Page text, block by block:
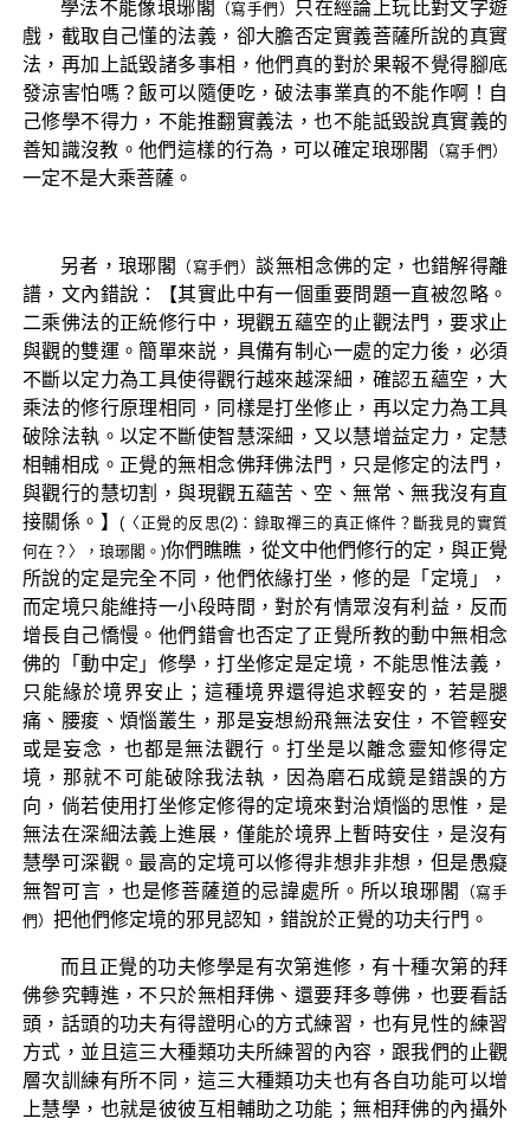
學法不能像琅琊閣 （寫手們）
只在經論上玩比對文字遊
戲，截取自己懂的法義，卻大膽否定實義菩薩所說的真實
法，再加上詆毀諸多事相，他們真的對於果報不覺得腳底
發涼害怕嗎？飯可以隨便吃，破法事業真的不能作啊！自
己修學不得力，不能推翻實義法，也不能詆毀說真實義的
善知識沒教。他們這樣的行為，可以確定琅琊閣
（寫手們）
一定不是大乘菩薩。
另者，琅琊閣 （寫手們）談無相念佛的定，也錯解得離
譜，文內錯說：【其實此中有一個重要問題一直被忽略。
二乘佛法的正統修行中，現觀五蘊空的止觀法門，要求止
與觀的雙運。簡單來説，具備有制心一處的定力後，必須
不斷以定力為工具使得觀行越來越深細，確認五蘊空，大
乘法的修行原理相同，同樣是打坐修止，再以定力為工具
破除法執。以定不斷使智慧深細，又以慧增益定力，定慧
相輔相成。正覺的無相念佛拜佛法門，只是修定的法門，
與觀行的慧切割，與現觀五蘊苦、空、無常、無我沒有直
接關係。】 (〈正覺的反思(2)：錄取禪三的真正條件？斷我見的實質
何在？〉，琅琊閣。)你們瞧瞧，從文中他們修行的定，與正覺
所說的定是完全不同，他們依緣打坐，修的是「定境」，
而定境只能維持一小段時間，對於有情眾沒有利益，反而
增長自己憍慢。他們錯會也否定了正覺所教的動中無相念
佛的「動中定」修學，打坐修定是定境，不能思惟法義，
只能緣於境界安止；這種境界還得追求輕安的，若是腿
痛、腰痠、煩惱叢生，那是妄想紛飛無法安住，不管輕安
或是妄念，也都是無法觀行。打坐是以離念靈知修得定
境，那就不可能破除我法執，因為磨石成鏡是錯誤的方
向，倘若使用打坐修定修得的定境來對治煩惱的思惟，是
無法在深細法義上進展，僅能於境界上暫時安住，是沒有
慧學可深觀。最高的定境可以修得非想非非想，但是愚癡
無智可言，也是修菩薩道的忌諱處所。所以琅琊閣
（寫手
們） 把他們修定境的邪見認知，錯說於正覺的功夫行門。
而且正覺的功夫修學是有次第進修，有十種次第的拜
佛參究轉進，不只於無相拜佛、還要拜多尊佛，也要看話
頭，話頭的功夫有得證明心的方式練習，也有見性的練習
方式，並且這三大種類功夫所練習的內容，跟我們的止觀
層次訓練有所不同，這三大種類功夫也有各自功能可以增
上慧學，也就是彼彼互相輔助之功能；無相拜佛的內攝外